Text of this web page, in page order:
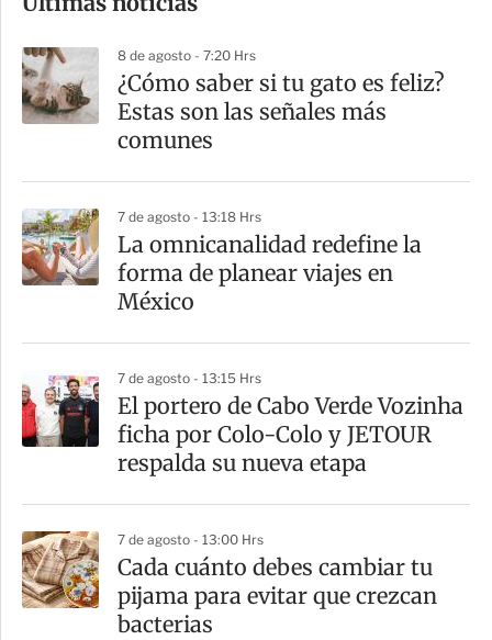
m
a
r
t
8 de agosto - 7:20 Hrs
¿Cómo saber si tu gato es feliz?
Estas son las señales más
comunes
7 de agosto - 13:18 Hrs
La omnicanalidad redefine la
forma de planear viajes en
México
7 de agosto - 13:15 Hrs
El portero de Cabo Verde Vozinha
ficha por Colo-Colo y JETOUR
respalda su nueva etapa
7 de agosto - 13:00 Hrs
Cada cuánto debes cambiar tu
pijama para evitar que crezcan
bacterias